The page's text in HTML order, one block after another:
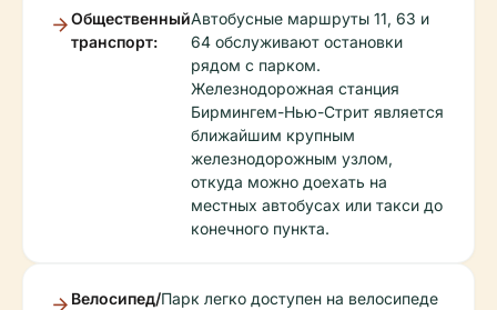
Общественный
транспорт:
Автобусные маршруты 11, 63 и
64 обслуживают остановки
рядом с парком.
Железнодорожная станция
Бирмингем-Нью-Стрит является
ближайшим крупным
железнодорожным узлом,
откуда можно доехать на
местных автобусах или такси до
конечного пункта.
Велосипед/Парк легко доступен на велосипеде